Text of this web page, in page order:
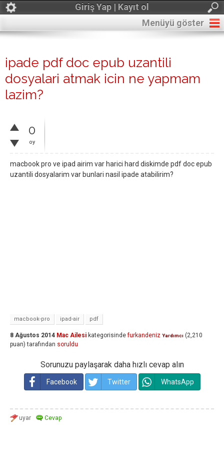
Giriş Yap | Kayıt ol
Menüyü göster
ipade pdf doc epub uzantili
dosyalari atmak icin ne yapmam
lazim?
0
oy
macbook pro ve ipad airim var harici hard diskimde pdf doc epub
uzantili dosyalarim var bunlari nasil ipade atabilirim?
macbook-pro ipad-air pdf
8 Ağustos 2014 Mac Ailesi kategorisinde furkandeniz Yardımcı (2,210
puan) tarafından soruldu
Sorunuzu paylaşarak daha hızlı cevap alın
Facebook Twitter WhatsApp